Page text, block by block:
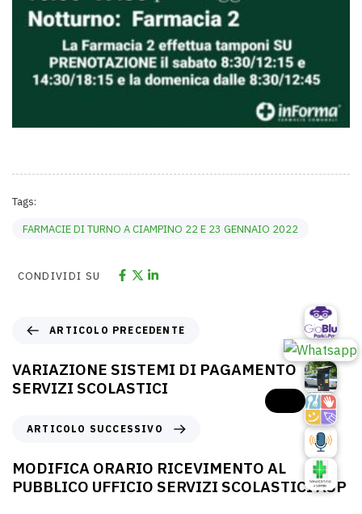
Tags:
FARMACIE DI TURNO A CIAMPINO 22 E 23 GENNAIO 2022
CONDIVIDI SU
ARTICOLO PRECEDENTE
VARIAZIONE SISTEMI DI PAGAMENTO
SERVIZI SCOLASTICI
ARTICOLO SUCCESSIVO
MODIFICA ORARIO RICEVIMENTO AL
PUBBLICO UFFICIO SERVIZI SCOLASTICI ASP